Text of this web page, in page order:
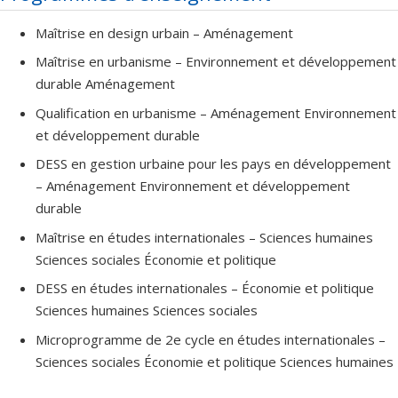
chercheur s’est déroulée au sein du Laboratoire CNRS
Techniques, Territoires, Sociétés (Paris Marne-la- Vallée) puis du
Laboratoire CNRS Environnement, Ville, Société (Lyon), où il a été
directeur de l’équipe de recherche « action et territorialisation. Il
internationale de promotion de la recherche et de
l’enseignement de l’urbanisme qui regroupe les instituts
d'urbanisme francophones de 2014 à 2018. Il a rejoint
l'Université de Montréal en 2010 en tant que directeur de
l,Institut d'urbanisme, puis, à partir de 2016, directeur de l'École
d'urbanisme et d'architecture de paysage.
Son expérience est particulièrement étendue en matière
d’animation scientifique et de mobilisation de connaissance au
sein de dispositifs de promotion et de valorisation de la
recherche intersectoriels (société et culture et nature et
technologie). Il a joué un rôle actif puis décisionnaire au sein de
Maîtrise en design urbain – Aménagement
Maîtrise en urbanisme – Environnement et développement
durable Aménagement
Qualification en urbanisme – Aménagement Environnement
et développement durable
DESS en gestion urbaine pour les pays en développement
– Aménagement Environnement et développement
durable
Maîtrise en études internationales – Sciences humaines
Sciences sociales Économie et politique
DESS en études internationales – Économie et politique
Sciences humaines Sciences sociales
Microprogramme de 2e cycle en études internationales –
Sciences sociales Économie et politique Sciences humaines